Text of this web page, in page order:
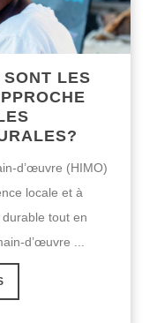
LES
d’œuvre (HIMO)
locale et à
tout en
d’œuvre ...